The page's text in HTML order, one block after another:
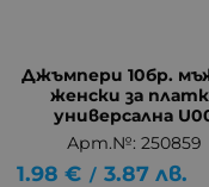
Джъмпери 10бр.
женски за
универсална
Арт.№: 250859
1.98 € / 3.87 лв.